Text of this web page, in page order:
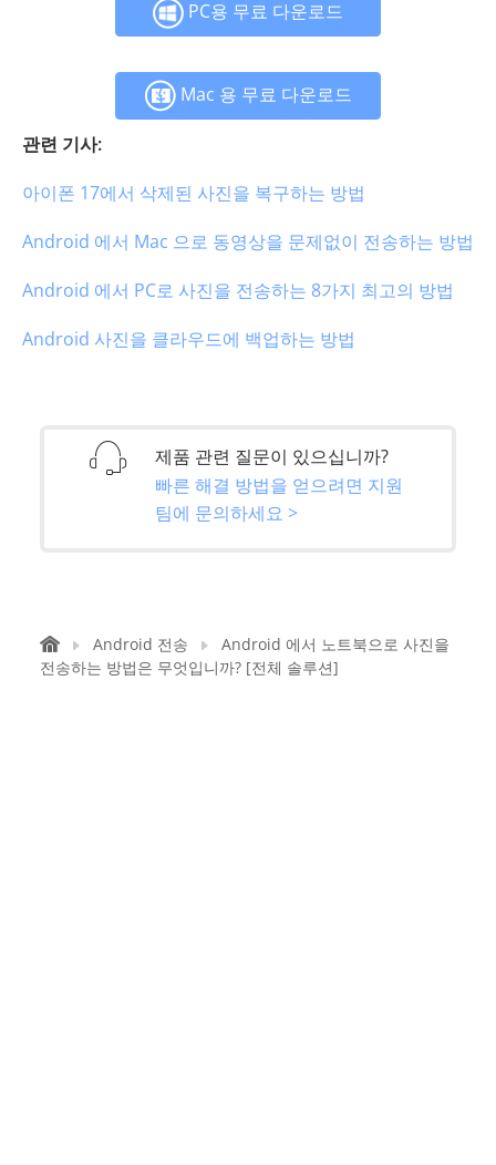
PC용 무료 다운로드
Mac 용 무료 다운로드
관련 기사:
아이폰 17에서 삭제된 사진을 복구하는 방법
Android 에서 Mac 으로 동영상을 문제없이 전송하는 방법
Android 에서 PC로 사진을 전송하는 8가지 최고의 방법
Android 사진을 클라우드에 백업하는 방법
제품 관련 질문이 있으십니까?
빠른 해결 방법을 얻으려면 지원
팀에 문의하세요 >
Android 전송
Android 에서 노트북으로 사진을
전송하는 방법은 무엇입니까? [전체 솔루션]